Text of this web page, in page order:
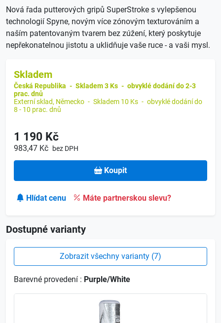
Nová řada putterových gripů SuperStroke s vylepšenou
technologií Spyne, novým více zónovým texturováním a
naším patentovaným tvarem bez zúžení, který poskytuje
nepřekonatelnou jistotu a uklidňuje vaše ruce - a vaši mysl.
Skladem
Česká Republika - Skladem 3 Ks - obvyklé dodání do 2-3
prac. dnů
Externí sklad, Německo - Skladem 10 Ks - obvyklé dodání do
8 - 10 prac. dnů
1 190 Kč
983,47 Kč bez DPH
Koupit
Hlídat cenu Máte partnerskou slevu?
Dostupné varianty
Zobrazit všechny varianty (7)
Barevné provedení : Purple/White